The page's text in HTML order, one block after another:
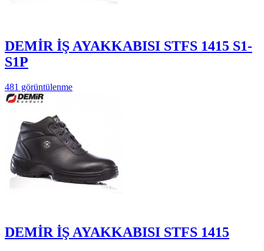
DEMİR İŞ AYAKKABISI STFS 1415 S1-
S1P
481 görüntülenme
DEMİR İŞ AYAKKABISI STFS 1415